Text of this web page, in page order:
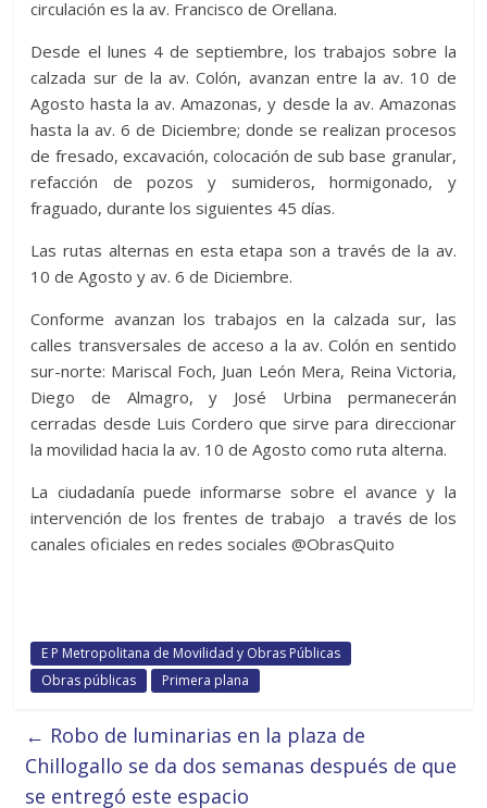
circulación es la av. Francisco de Orellana.
Desde el lunes 4 de septiembre, los trabajos sobre la
calzada sur de la av. Colón, avanzan entre la av. 10 de
Agosto hasta la av. Amazonas, y desde la av. Amazonas
hasta la av. 6 de Diciembre; donde se realizan procesos
de fresado, excavación, colocación de sub base granular,
refacción de pozos y sumideros, hormigonado, y
fraguado, durante los siguientes 45 días.
Las rutas alternas en esta etapa son a través de la av.
10 de Agosto y av. 6 de Diciembre.
Conforme avanzan los trabajos en la calzada sur, las
calles transversales de acceso a la av. Colón en sentido
sur-norte: Mariscal Foch, Juan León Mera, Reina Victoria,
Diego de Almagro, y José Urbina permanecerán
cerradas desde Luis Cordero que sirve para direccionar
la movilidad hacia la av. 10 de Agosto como ruta alterna.
La ciudadanía puede informarse sobre el avance y la
intervención de los frentes de trabajo a través de los
canales oficiales en redes sociales @ObrasQuito
E P Metropolitana de Movilidad y Obras Públicas
Obras públicas
Primera plana
← Robo de luminarias en la plaza de
Chillogallo se da dos semanas después de que
se entregó este espacio